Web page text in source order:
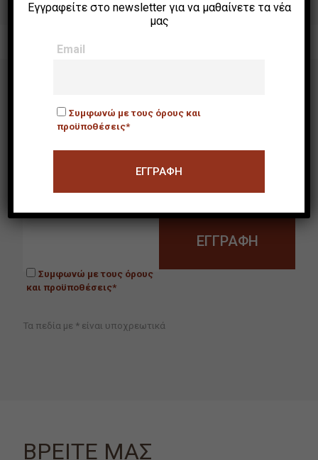
NEWSLETTER
Συμφωνώ με τους όρους
και προϋποθέσεις*
Τα πεδία με * είναι υποχρεωτικά
ΒΡΕΙΤΕ ΜΑΣ
Εγγραφείτε στο newsletter για να μαθαίνετε τα νέα
μας
Email
Συμφωνώ με τους όρους και
προϋποθέσεις*